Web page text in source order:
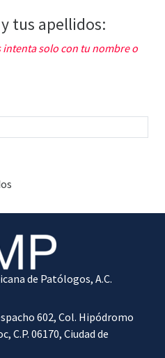
tus apellidos:
solo con tu nombre o
de Patólogos, A.C.
602, Col. Hipódromo
C.P. 06170, Ciudad de